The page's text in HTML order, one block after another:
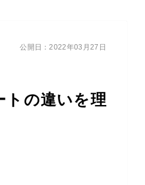
の違いを理
公開日：2022年03月27日